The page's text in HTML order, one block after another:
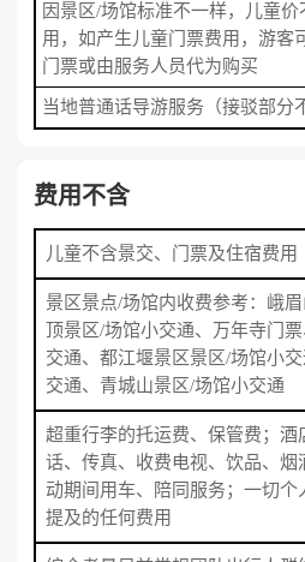
因景区/场馆标准不一样，儿童
用，如产生儿童门票费用，游客
门票或由服务人员代为购买
当地普通话导游服务（接驳部分
费用不含
儿童不含景交、门票及住宿费用
景区景点/场馆内收费参考：峨
顶景区/场馆小交通、万年寺门
交通、都江堰景区景区/场馆小
交通、青城山景区/场馆小交通
超重行李的托运费、保管费；酒
话、传真、收费电视、饮品、烟
动期间用车、陪同服务；一切个
提及的任何费用